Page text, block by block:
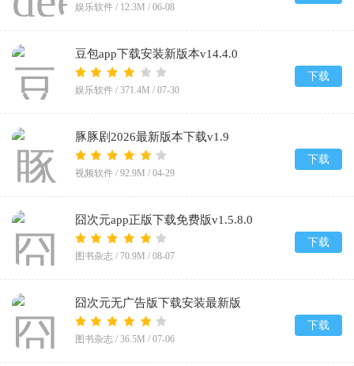
娱乐软件 / 12.3M / 06-08
豆包app下载安装新版本v14.4.0
娱乐软件 / 371.4M / 07-30
下载
豚豚剧2026最新版本下载v1.9
视频软件 / 92.9M / 04-29
下载
囧次元app正版下载免费版v1.5.8.0
图书杂志 / 70.9M / 08-07
下载
囧次元无广告版下载安装最新版
2026v1.5.8.0
图书杂志 / 36.5M / 07-06
下载